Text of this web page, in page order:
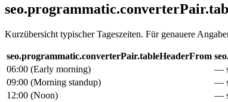
Kurzübersicht typischer Tageszeiten. Für genauere
seo.programmatic.converterPair.tableHeaderFrom
06:00 (Early morning)
—
09:00 (Morning standup)
—
12:00 (Noon)
—